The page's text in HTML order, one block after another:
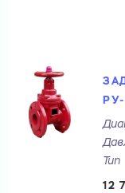
РУ-
Тип
12